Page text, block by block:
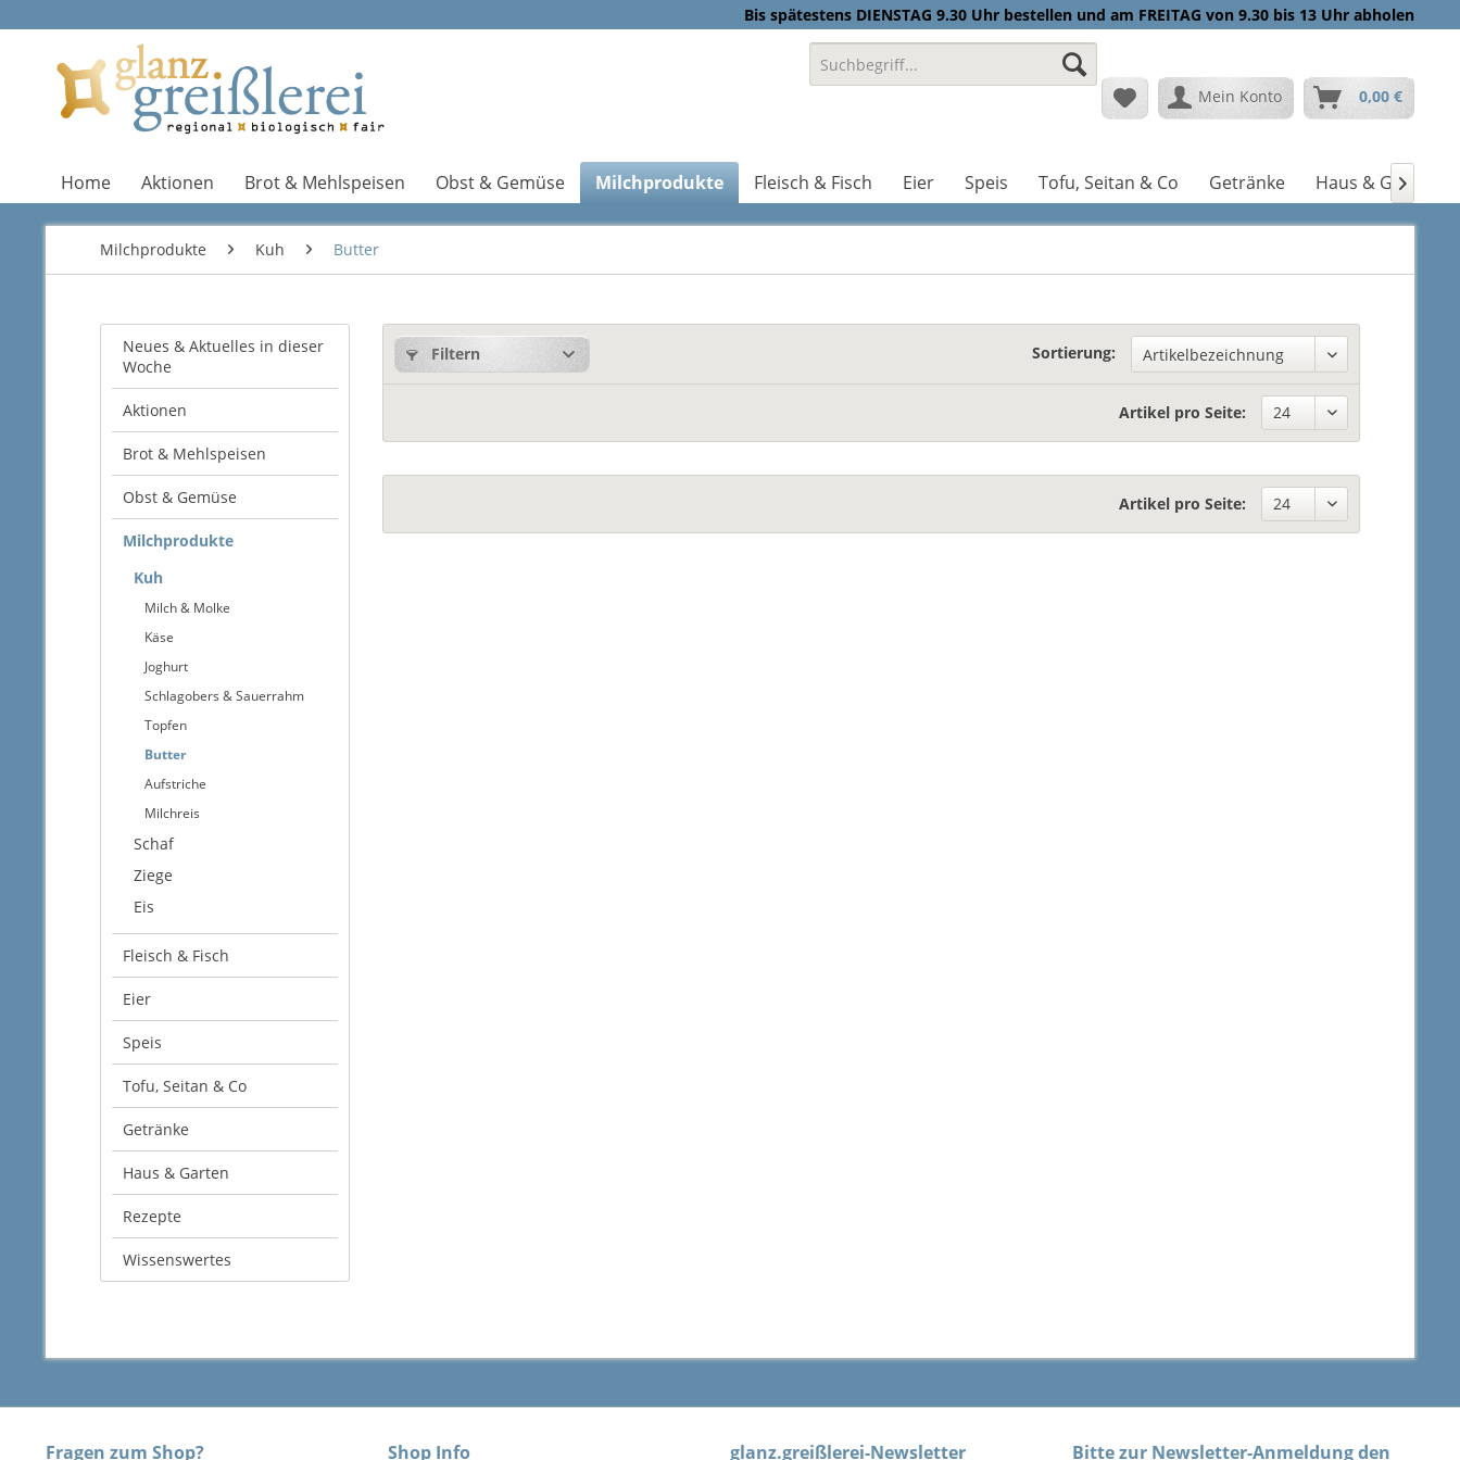
Bis spätestens DIENSTAG 9.30 Uhr bestellen und am FREITAG von 9.30 bis 13 Uhr abholen
Mein Konto 0,00 €
Home Aktionen Brot & Mehlspeisen Obst & Gemüse Milchprodukte Fleisch & Fisch Eier Speis Tofu, Seitan & Co Getränke Haus & Garten

Milchprodukte Kuh Butter
Neues & Aktuelles in dieser
Woche
Aktionen
Brot & Mehlspeisen
Obst & Gemüse
Milchprodukte
Kuh
Milch & Molke
Käse
Joghurt
Schlagobers & Sauerrahm
Topfen
Butter
Aufstriche
Milchreis
Schaf
Ziege
Eis
Fleisch & Fisch
Eier
Speis
Tofu, Seitan & Co
Getränke
Haus & Garten
Rezepte
Wissenswertes
Filtern Sortierung:
Artikel pro Seite:
Artikel pro Seite:
Fragen zum Shop? Shop Info glanz.greißlerei-Newsletter Bitte zur Newsletter-Anmeldung den